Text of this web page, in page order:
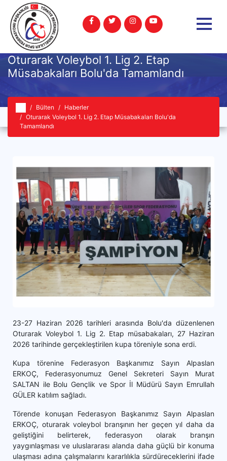
Oturarak Voleybol 1. Lig 2. Etap
Müsabakaları Bolu'da Tamamlandı
Bülten
Haberler
Oturarak Voleybol 1. Lig 2. Etap Müsabakaları Bolu'da
Tamamlandı
23-27 Haziran 2026 tarihleri arasında Bolu'da düzenlenen
Oturarak Voleybol 1. Lig 2. Etap müsabakaları, 27 Haziran
2026 tarihinde gerçekleştirilen kupa töreniyle sona erdi.
Kupa törenine Federasyon Başkanımız Sayın Alpaslan
ERKOÇ, Federasyonumuz Genel Sekreteri Sayın Murat
SALTAN ile Bolu Gençlik ve Spor İl Müdürü Sayın Emrullah
GÜLER katılım sağladı.
Törende konuşan Federasyon Başkanımız Sayın Alpaslan
ERKOÇ, oturarak voleybol branşının her geçen yıl daha da
geliştiğini belirterek, federasyon olarak branşın
yaygınlaşması ve uluslararası alanda daha güçlü bir konuma
ulaşması adına çalışmalarını kararlılıkla sürdüreceklerini ifade